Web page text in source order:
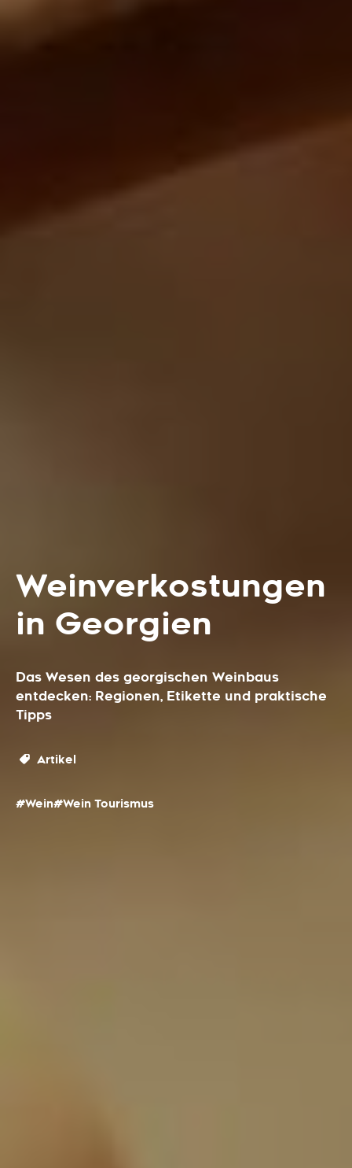
Weinverkostungen
in Georgien
Das Wesen des georgischen Weinbaus
entdecken: Regionen, Etikette und praktische
Tipps
Artikel
#Wein#Wein Tourismus